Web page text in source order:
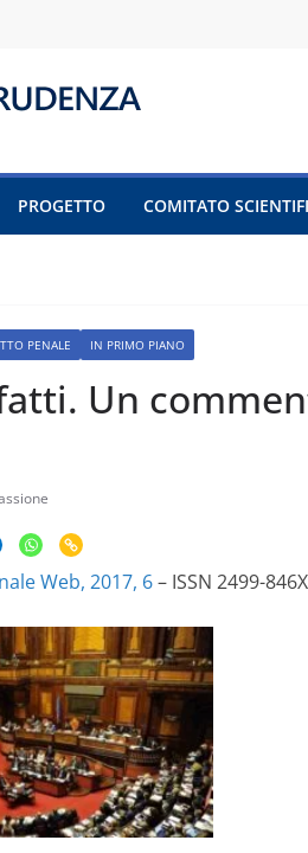
PROGETTO COMITATO
PENALE IN PRIMO PIANO
Un
Web, 2017, 6– ISSN 2499-846X